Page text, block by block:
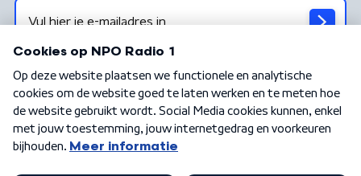
Algemene voorwaarden